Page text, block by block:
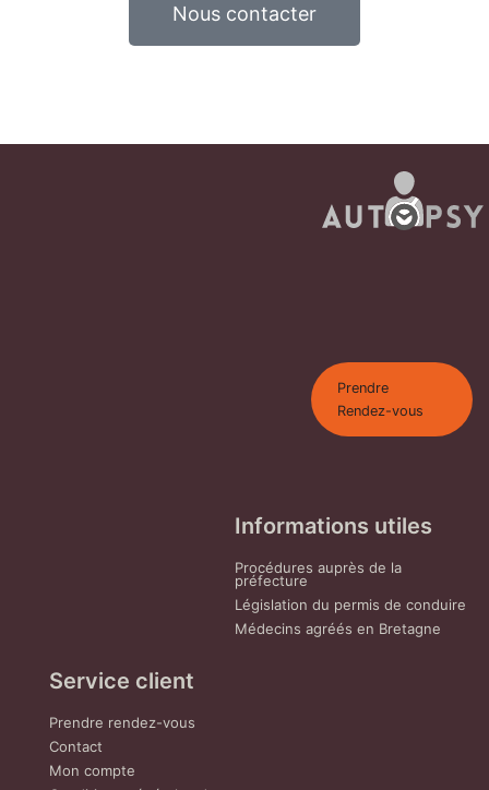
Nous contacter
Prendre
Rendez-vous
Informations utiles
Procédures auprès de la
préfecture
Législation du permis de conduire
Médecins agréés en Bretagne
Service client
Prendre rendez-vous
Contact
Mon compte